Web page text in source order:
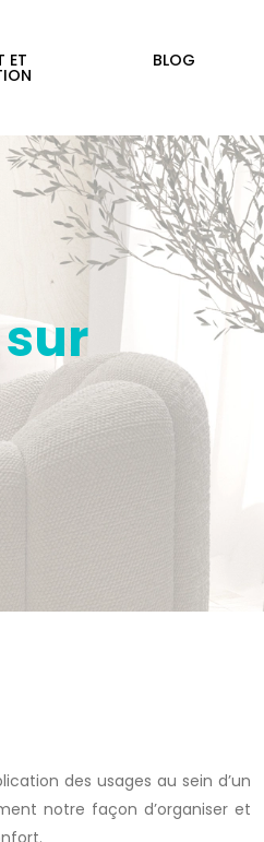
ET BLOG
des usages au sein d’un
notre façon d’organiser et